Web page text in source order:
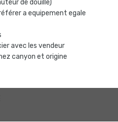
de douille)
a equipement egale
avec les vendeur
canyon et origine